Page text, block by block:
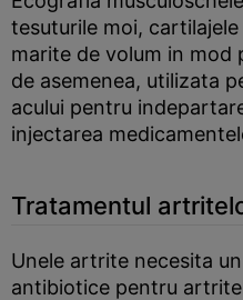
tesuturile moi,
marite de volum in mod
de asemenea, utilizata
acului pentru
injectarea
Tratamentul
Unele artrite necesita
antibiotice pentru